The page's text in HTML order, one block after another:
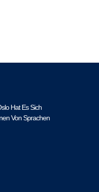
Hat Es Sich
Von Sprachen